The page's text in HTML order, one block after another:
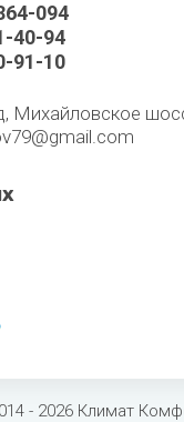
094
40-94
91-10
Михайловское
- 2026 Климат